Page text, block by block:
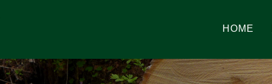
HOME